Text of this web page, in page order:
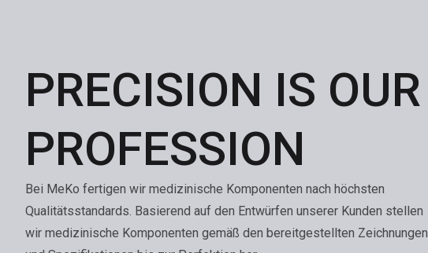
PRECISION IS OUR
PROFESSION
Bei MeKo fertigen wir medizinische Komponenten nach höchsten
Qualitätsstandards. Basierend auf den Entwürfen unserer Kunden stellen
wir medizinische Komponenten gemäß den bereitgestellten Zeichnungen